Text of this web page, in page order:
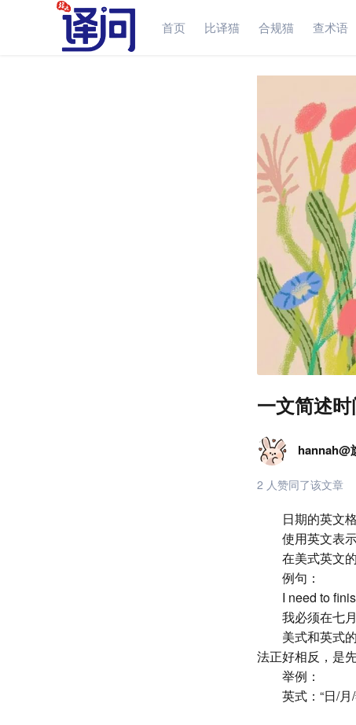
首页 比译猫 合规猫 查术语
一文简述
hannah@
2 人赞同了该文章
日期的英文
使用英文表
在美式英文
例句：
I need to
我必须在七
美式和英式
法正好相反，是
举例：
英式：“日/月/